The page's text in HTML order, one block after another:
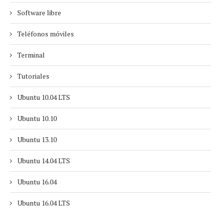
Software libre
Teléfonos móviles
Terminal
Tutoriales
Ubuntu 10.04 LTS
Ubuntu 10.10
Ubuntu 13.10
Ubuntu 14.04 LTS
Ubuntu 16.04
Ubuntu 16.04 LTS